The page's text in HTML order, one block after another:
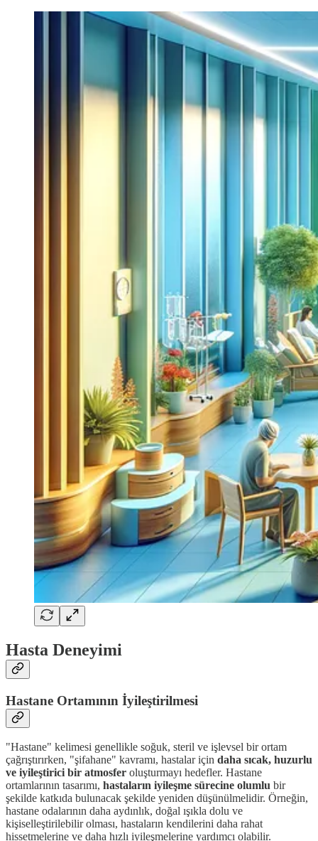
Hasta Deneyimi
Hastane Ortamının İyileştirilmesi
"Hastane" kelimesi genellikle soğuk, steril ve işlevsel bir ortam
çağrıştırırken, "şifahane" kavramı, hastalar için daha sıcak, huzurlu
ve iyileştirici bir atmosfer oluşturmayı hedefler. Hastane
ortamlarının tasarımı, hastaların iyileşme sürecine olumlu bir
şekilde katkıda bulunacak şekilde yeniden düşünülmelidir. Örneğin,
hastane odalarının daha aydınlık, doğal ışıkla dolu ve
kişiselleştirilebilir olması, hastaların kendilerini daha rahat
hissetmelerine ve daha hızlı iyileşmelerine yardımcı olabilir.